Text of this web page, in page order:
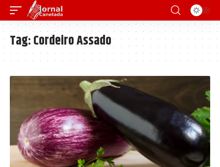
Tag:Cordeiro Assado